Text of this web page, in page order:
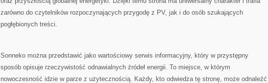
zarówno do czytelników rozpoczynających przygodę z PV, jak i do osób szukających
pogłębionych treści.
Sonneko można przedstawić jako wartościowy serwis informacyjny, który w przystępny
sposób opisuje rzeczywistość odnawialnych źródeł energii. To miejsce, w którym
nowoczesność idzie w parze z użytecznością. Każdy, kto odwiedza tę stronę, może odnaleźć